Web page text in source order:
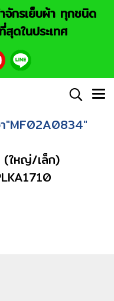
จักรเย็บผ้า ทุกชนิด
ดในประเทศ
"MF02A0834"
(ใหญ่/เล็ก)